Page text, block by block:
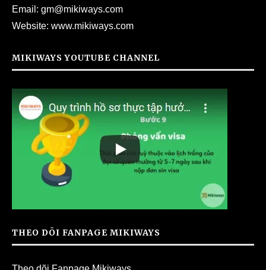
Email: gm@mikiways.com
Website: www.mikiways.com
MIKIWAYS YOUTUBE CHANNEL
THEO DÕI FANPAGE MIKIWAYS